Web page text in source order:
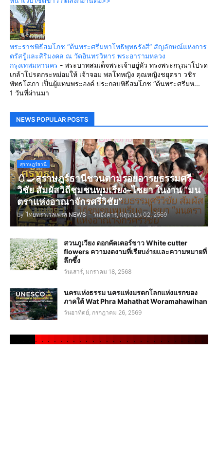
พระราชพิธีสมโภช “ต้นพระศรีมหาโพธิพุทธรังสี” สัญลักษณ์แห่งการ
ตรัสรู้และสิริมงคล ณ วัดอินทรวิหาร พระอารามหลวง
กรุงเทพมหานคร - พระบาทสมเด็จพระเจ้าอยู่หัว ทรงพระกรุณาโปรด
เกล้าโปรดกระหม่อมให้ เจ้าจอม พลโทหญิง คุณหญิงชยุตรา วชิร
พัทธโสภา เป็นผู้แทนพระองค์ ประกอบพิธีสมโภช “ต้นพระศรีมห...
1 วันที่ผ่านมา
NEWS POPULAR POSTS
สุราษฎร์ธานี
🥚🍳สุราษฎร์ธานีชวนตามรอยอารยธรรมศรี
วิชัย สัมผัสวิถีชุมชนพุมเรียง–ไชยา ในงาน “มน
ตราแห่งอาณาจักรศรีวิชัย”
by ไทยทราเวลเพรส NEWS - วันอังคาร, มิถุนายน 02, 2569
สวนภูเวียง ดอกคัตเตอร์ขาว White cutter
flowers ความงดงามที่เรียบง่ายและความหมายที่
ลึกซึ้ง
วันเสาร์, มกราคม 18, 2568
นครแห่งธรรม นครแห่งมรดกโลกแห่งแรกของ
ภาคใต้ Wat Phra Mahathat Woramahawihan
วันอาทิตย์, กรกฎาคม 26, 2569
. . . . . . . . . . . . . . . . . . . . . . . .